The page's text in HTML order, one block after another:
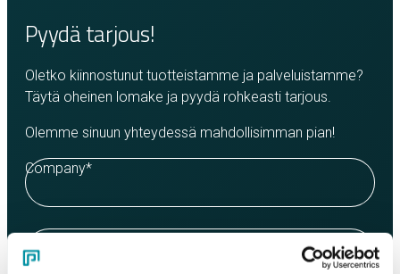
Pyydä tarjous!
Oletko kiinnostunut tuotteistamme ja palveluistamme?
Täytä oheinen lomake ja pyydä rohkeasti tarjous.
Olemme sinuun yhteydessä mahdollisimman pian!
Company*
Contact person*